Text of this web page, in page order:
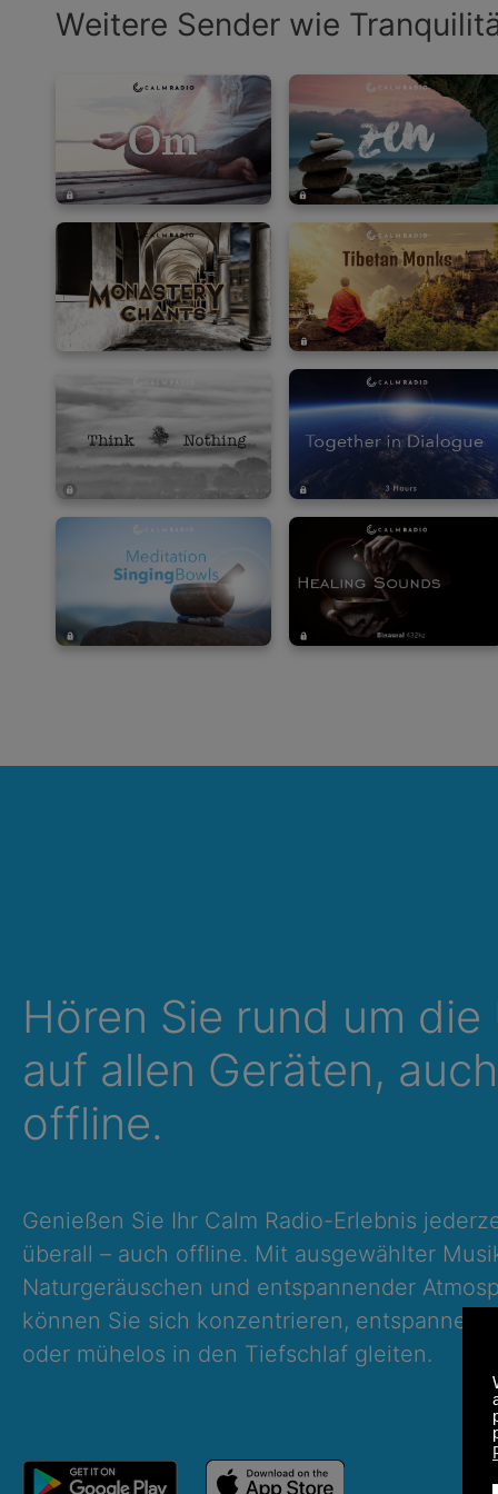
Weitere Sender wie
Hören Sie rund um die
auf allen Geräten, auch
offline.
Genießen Sie Ihr Calm Radio-Erlebnis
überall – auch offline. Mit ausgewählter
Naturgeräuschen und entspannender
können Sie sich konzentrieren, entspannen,
oder mühelos in den Tiefschlaf gleiten.